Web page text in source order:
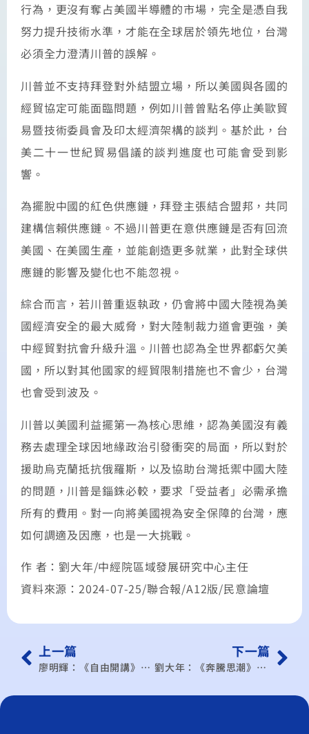
行為，更沒有奪占美國半導體的市場，完全是憑自我
努力提升技術水準，才能在全球居於領先地位，台灣
必須全力澄清川普的誤解。
川普並不支持拜登對外結盟立場，所以美國與各國的
經貿協定可能面臨問題，例如川普曾點名停止美歐貿
易暨技術委員會及印太經濟架構的談判。基於此，台
美二十一世紀貿易倡議的談判進度也可能會受到影
響。
為擺脫中國的紅色供應鏈，拜登主張結合盟邦，共同
建構信賴供應鏈。不過川普更在意供應鏈是否有回流
美國、在美國生產，並能創造更多就業，此對全球供
應鏈的影響及變化也不能忽視。
綜合而言，若川普重返執政，仍會將中國大陸視為美
國經濟安全的最大威脅，對大陸制裁力道會更強，美
中經貿對抗會升級升溫。川普也認為全世界都虧欠美
國，所以對其他國家的經貿限制措施也不會少，台灣
也會受到波及。
川普以美國利益擺第一為核心思維，認為美國沒有義
務去處理全球因地緣政治引發衝突的局面，所以對於
援助烏克蘭抵抗俄羅斯，以及協助台灣抵禦中國大陸
的問題，川普是錙銖必較，要求「受益者」必需承擔
所有的費用。對一向將美國視為安全保障的台灣，應
如何調適及因應，也是一大挑戰。
作 者：劉大年/中經院區域發展研究中心主任
資料來源：2024-07-25/聯合報/A12版/民意論壇
上一篇
廖明輝：《自由開講》「川普經濟學」 經發會應有因應策略
下一篇
劉大年：《奔騰思潮》美國貿易政策衝擊全球